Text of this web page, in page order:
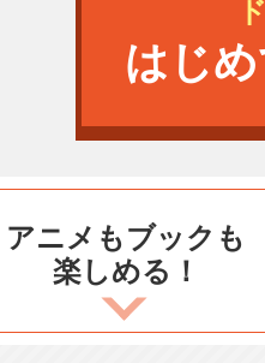
はじ
アニメもブックも
楽しめる！